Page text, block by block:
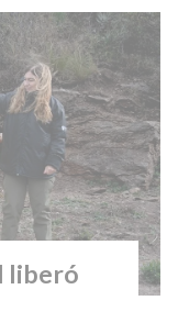
liberó